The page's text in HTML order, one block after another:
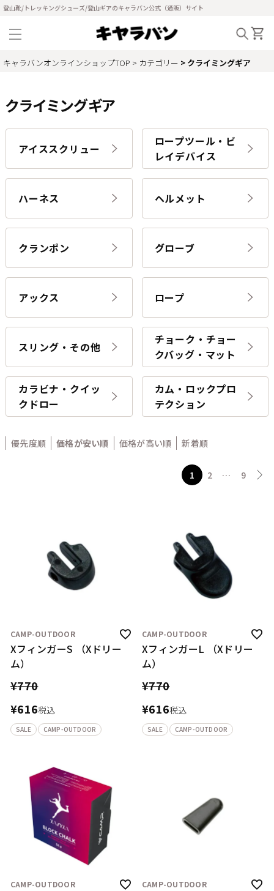
登山靴/トレッキングシューズ/登山ギアのキャラバン公式（通販）サイト
キャラバンオンラインショップTOP カテゴリー クライミングギア
クライミングギア
アイススクリュー
ロープツール・ビ
レイデバイス
ハーネス ヘルメット
クランポン グローブ
アックス ロープ
スリング・その他
チョーク・チョー
クバッグ・マット
カラビナ・クイッ
クドロー
カム・ロックプロ
テクション
優先度順 価格が安い順 価格が高い順 新着順
1 2 … 9
CAMP-OUTDOOR
XフィンガーS （Xドリー
ム）
¥770
¥616税込
SALE CAMP-OUTDOOR
CAMP-OUTDOOR
XフィンガーL （Xドリー
ム）
¥770
¥616税込
SALE CAMP-OUTDOOR
CAMP-OUTDOOR CAMP-OUTDOOR